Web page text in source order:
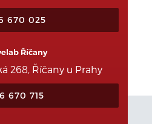
670 025
Říčany
268, Říčany u Prahy
670 715